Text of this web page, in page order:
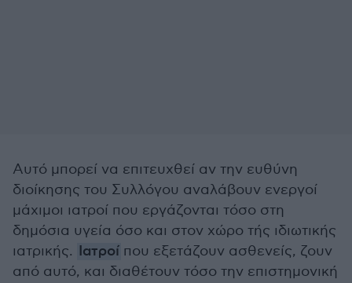
Αυτό μπορεί να επιτευχθεί αν την ευθύνη
διοίκησης του Συλλόγου αναλάβουν ενεργοί
μάχιμοι ιατροί που εργάζονται τόσο στη
δημόσια υγεία όσο και στον χώρο τής ιδιωτικής
ιατρικής. Ιατροί που εξετάζουν ασθενείς, ζουν
από αυτό, και διαθέτουν τόσο την επιστημονική